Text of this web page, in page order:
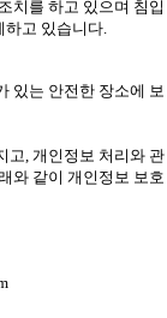
치를 하고 있으며 침입
하고 있습니다.
있는 안전한 장소에 보
고, 개인정보 처리와 관
와 같이 개인정보 보호